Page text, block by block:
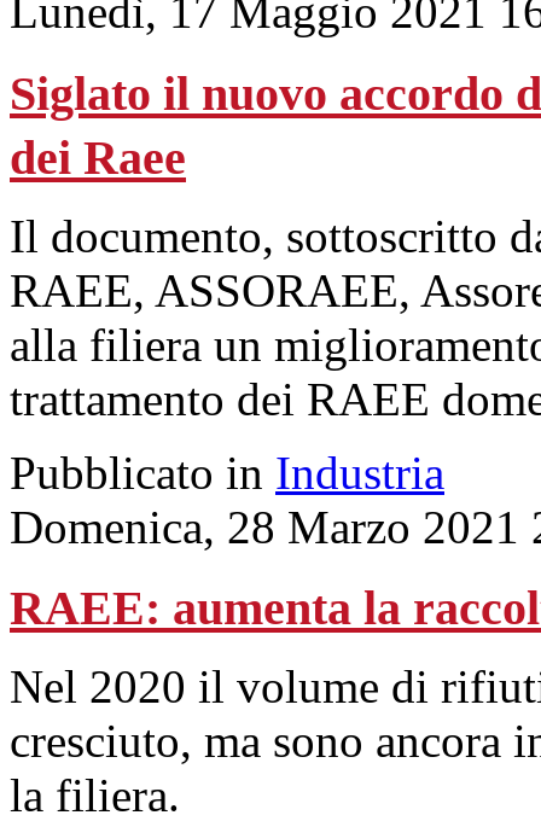
Lunedì, 17 Maggio 2021
Siglato il nuovo accordo
dei Raee
Il documento, sottoscritto
RAEE, ASSORAEE,
alla filiera un
trattamento dei RAEE
Pubblicato in Industria
Domenica, 28 Marzo 2021
RAEE: aumenta la
Nel 2020 il volume di
cresciuto, ma sono ancora
la filiera.